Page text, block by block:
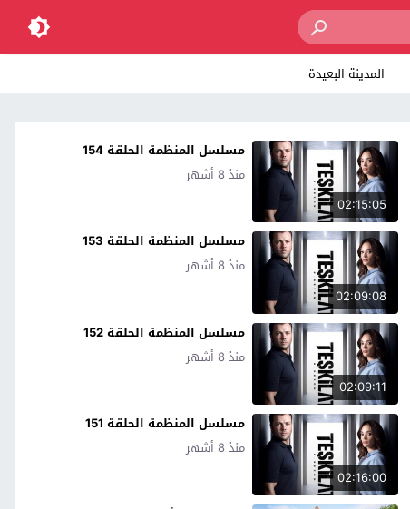
المدينة البعيدة
02:15:05
مسلسل المنظمة الحلقة 154
منذ 8 أشهر
02:09:08
مسلسل المنظمة الحلقة 153
منذ 8 أشهر
02:09:11
مسلسل المنظمة الحلقة 152
منذ 8 أشهر
02:16:00
مسلسل المنظمة الحلقة 151
منذ 8 أشهر